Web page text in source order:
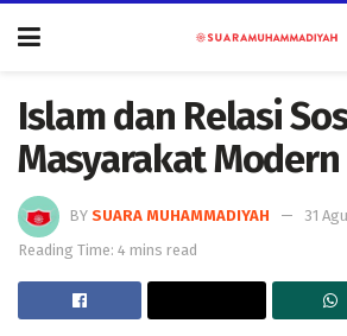
Islam dan Relasi
Masyarakat Modern
BY SUARA MUHAMMADIYAH
31
Reading Time: 4 mins read